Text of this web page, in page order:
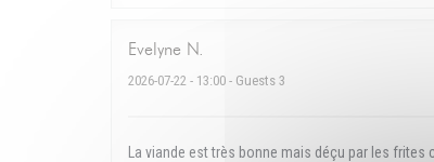
Evelyne N
2026-07-22 - 13:00 - Guests 3
La viande est très bonne mais déçu par les